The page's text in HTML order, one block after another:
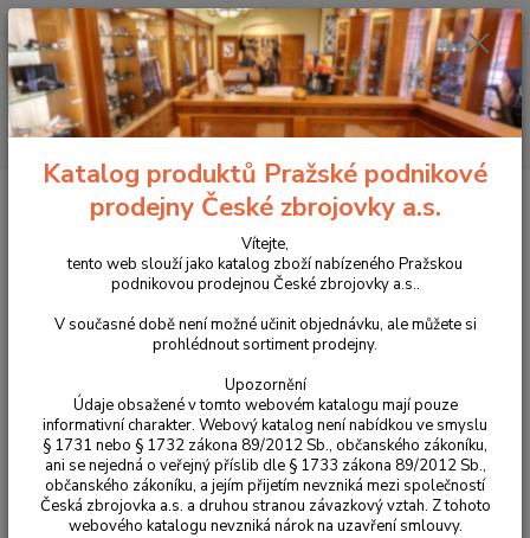
Menu
Hledat
+420 225 375 800
Pouzdra, kufry na zbraně a batohy Látková pouzdra
na krátké zbraně
Vnitřní nylonové pouzdro DASTA pro CZ 45/92 model 210
Vnitřní nylonové pouzdro DASTA
pro CZ 45/92 model 210 LEVÉ
Katalog produktů Pražské podnikové
prodejny České zbrojovky a.s.
Vítejte,
tento web slouží jako katalog zboží nabízeného Pražskou
podnikovou prodejnou České zbrojovky a.s..
V současné době není možné učinit objednávku, ale můžete si
prohlédnout sortiment prodejny.
Upozornění
Údaje obsažené v tomto webovém katalogu mají pouze
informativní charakter. Webový katalog není nabídkou ve smyslu
§ 1731 nebo § 1732 zákona 89/2012 Sb., občanského zákoníku,
ani se nejedná o veřejný příslib dle § 1733 zákona 89/2012 Sb.,
občanského zákoníku, a jejím přijetím nevzniká mezi společností
Česká zbrojovka a.s. a druhou stranou závazkový vztah. Z tohoto
webového katalogu nevzniká nárok na uzavření smlouvy.